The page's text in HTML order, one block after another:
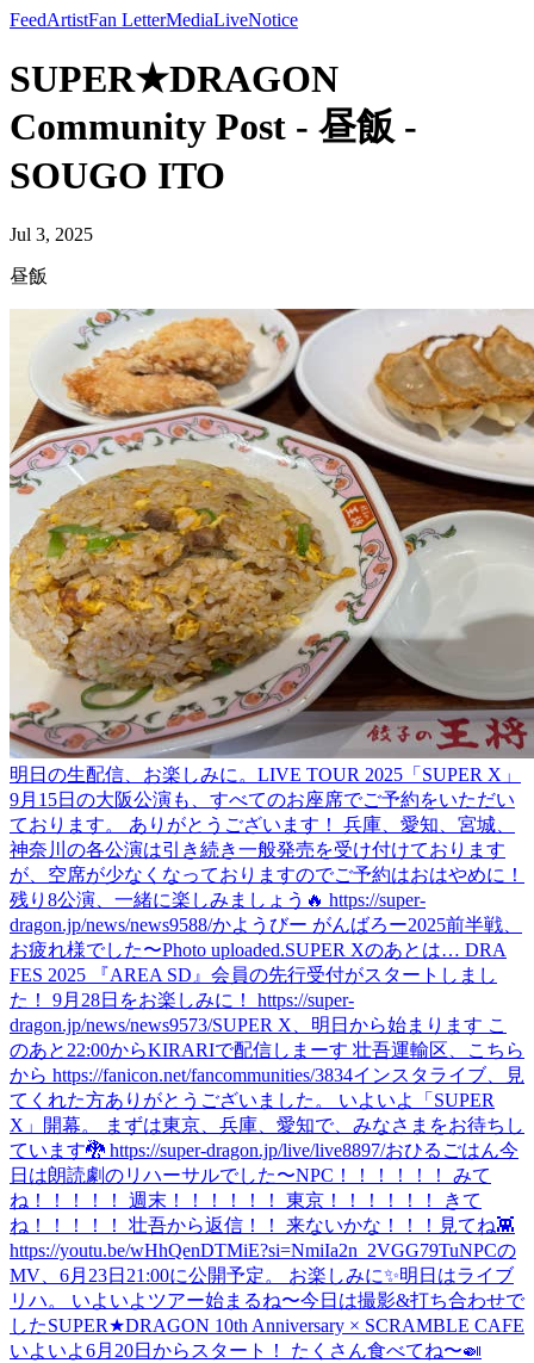
FeedArtistFan LetterMediaLiveNotice
SUPER★DRAGON
Community Post - 昼飯 -
SOUGO ITO
Jul 3, 2025
昼飯
明日の生配信、お楽しみに。 LIVE TOUR 2025「SUPER X」
9月15日の大阪公演も、すべてのお座席でご予約をいただい
ております。 ありがとうございます！ 兵庫、愛知、宮城、
神奈川の各公演は引き続き一般発売を受け付けております
が、空席が少なくなっておりますのでご予約はおはやめに！
残り8公演、一緒に楽しみましょう🔥 https://super-
dragon.jp/news/news9588/かようびー がんばろー2025前半戦、
お疲れ様でした〜Photo uploaded.SUPER Xのあとは… DRA
FES 2025 『AREA SD』会員の先行受付がスタートしまし
た！ 9月28日をお楽しみに！ https://super-
dragon.jp/news/news9573/SUPER X、明日から始まります こ
のあと22:00からKIRARIで配信しまーす 壮吾運輸区、こちら
から https://fanicon.net/fancommunities/3834インスタライブ、見
てくれた方ありがとうございました。 いよいよ「SUPER
X」開幕。 まずは東京、兵庫、愛知で、みなさまをお待ちし
ています🐉 https://super-dragon.jp/live/live8897/おひるごはん今
日は朗読劇のリハーサルでした〜NPC！！！！！！ みて
ね！！！！！ 週末！！！！！！ 東京！！！！！！ きて
ね！！！！！ 壮吾から返信！！ 来ないかな！！！ 見てね👾
https://youtu.be/wHhQenDTMiE?si=NmiIa2n_2VGG79TuNPCの
MV、6月23日21:00に公開予定。 お楽しみに✨明日はライブ
リハ。 いよいよツアー始まるね〜今日は撮影&打ち合わせで
したSUPER★DRAGON 10th Anniversary × SCRAMBLE CAFE
いよいよ6月20日からスタート！ たくさん食べてね〜🍛